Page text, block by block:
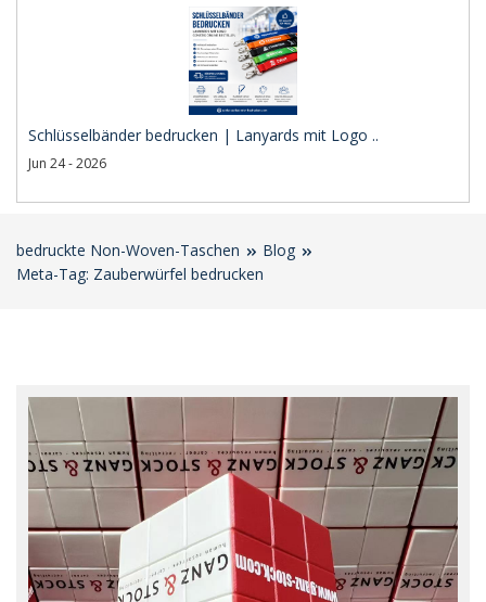
Schlüsselbänder bedrucken | Lanyards mit Logo ..
Jun 24 - 2026
bedruckte Non-Woven-Taschen
Blog
Meta-Tag: Zauberwürfel bedrucken